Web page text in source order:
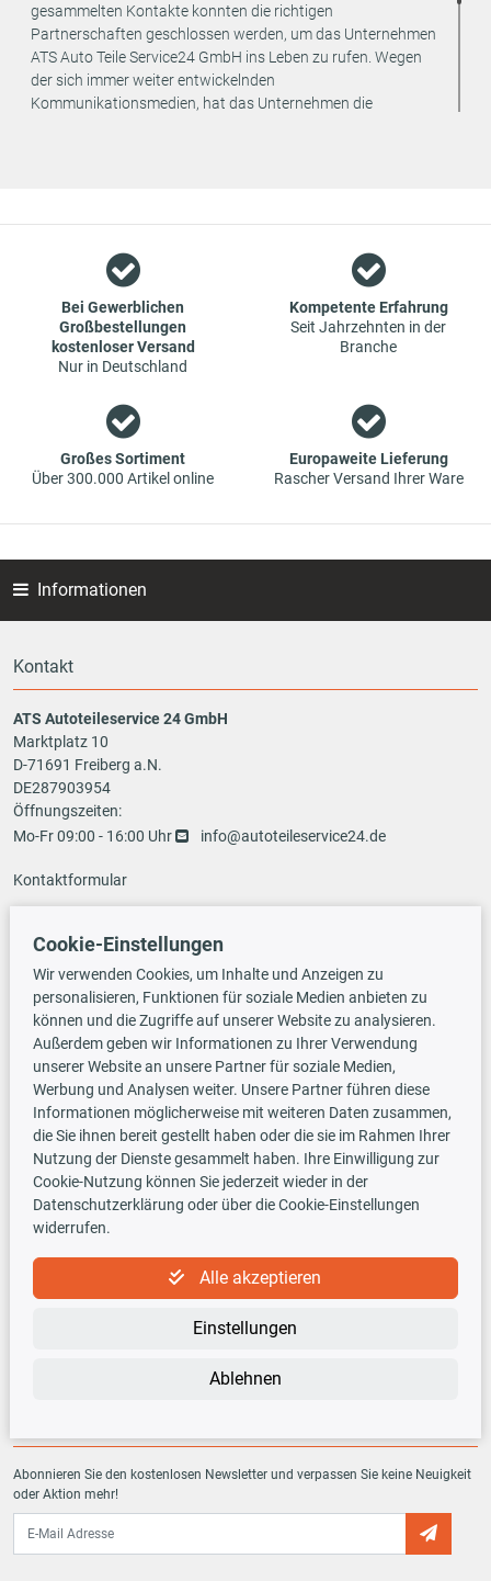
gesammelten Kontakte konnten die richtigen
Partnerschaften geschlossen werden, um das Unternehmen
ATS Auto Teile Service24 GmbH ins Leben zu rufen. Wegen
der sich immer weiter entwickelnden
Kommunikationsmedien, hat das Unternehmen die
Einzelhandels für Fahrzeug-Ersatzteile. Die Konzentration
liegt bei Verschleißteilen - wir bieten Original-Ersatzteile und
Marken-Ersatzteile von Erstausrüstern zu absoluten Top-
Konditionen an. Dies bedeutet aber auch, dass wenn Sie mal
das gewünschte Ersatzteil in unseren online-Angeboten
nicht finden, Sie uns gerne kontaktieren können. Sie können
garantiert günstigen Preisen.
Bei Gewerblichen
Großbestellungen
kostenloser Versand
Nur in Deutschland
Kompetente Erfahrung
Seit Jahrzehnten in der
Branche
Großes Sortiment
Über 300.000 Artikel online
Europaweite Lieferung
Rascher Versand Ihrer Ware
Informationen
Kontakt
ATS Autoteileservice 24 GmbH
Marktplatz 10
D-71691 Freiberg a.N.
DE287903954
Öffnungszeiten:
Mo-Fr 09:00 - 16:00 Uhr
info@autoteileservice24.de
Kontaktformular
Zahlungsarten
Vorauskasse
Versandarten
TecDoc INSIDE
Abonnieren Sie den kostenlosen Newsletter und verpassen Sie keine Neuigkeit
oder Aktion mehr!
Cookie-Einstellungen
Wir verwenden Cookies, um Inhalte und Anzeigen zu
personalisieren, Funktionen für soziale Medien anbieten zu
können und die Zugriffe auf unserer Website zu analysieren.
Außerdem geben wir Informationen zu Ihrer Verwendung
unserer Website an unsere Partner für soziale Medien,
Werbung und Analysen weiter. Unsere Partner führen diese
Informationen möglicherweise mit weiteren Daten zusammen,
die Sie ihnen bereit gestellt haben oder die sie im Rahmen Ihrer
Nutzung der Dienste gesammelt haben. Ihre Einwilligung zur
Cookie-Nutzung können Sie jederzeit wieder in der
Datenschutzerklärung oder über die Cookie-Einstellungen
widerrufen.
Alle akzeptieren
Einstellungen
Ablehnen